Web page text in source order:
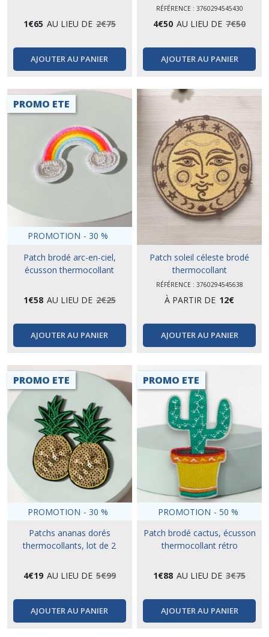
1€65 AU LIEU DE 2€75
AJOUTER AU PANIER
RÉFÉRENCE : 3760294545430
4€50 AU LIEU DE 7€50
AJOUTER AU PANIER
PROMO ETE
PROMOTION - 30 %
Patch brodé arc-en-ciel,
écusson thermocollant
1€58 AU LIEU DE 2€25
AJOUTER AU PANIER
Patch soleil céleste brodé
thermocollant
RÉFÉRENCE : 3760294545638
À PARTIR DE 12€
AJOUTER AU PANIER
PROMO ETE
PROMOTION - 30 %
Patchs ananas dorés
thermocollants, lot de 2
4€19 AU LIEU DE 5€99
AJOUTER AU PANIER
PROMO ETE
PROMOTION - 50 %
Patch brodé cactus, écusson
thermocollant rétro
1€88 AU LIEU DE 3€75
AJOUTER AU PANIER